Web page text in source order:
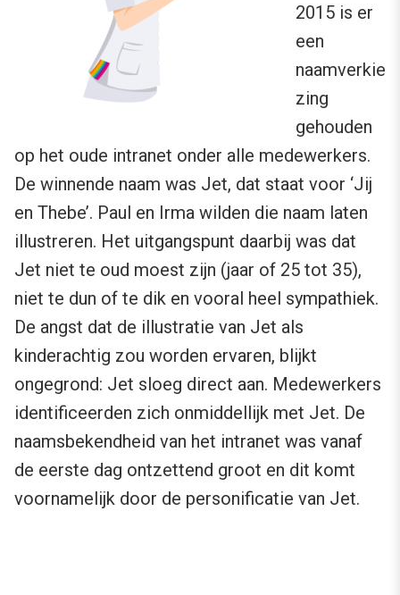
2015 is er
een
naamverkie
zing
gehouden
op het oude intranet onder alle medewerkers.
De winnende naam was Jet, dat staat voor ‘Jij
en Thebe’. Paul en Irma wilden die naam laten
illustreren. Het uitgangspunt daarbij was dat
Jet niet te oud moest zijn (jaar of 25 tot 35),
niet te dun of te dik en vooral heel sympathiek.
De angst dat de illustratie van Jet als
kinderachtig zou worden ervaren, blijkt
ongegrond: Jet sloeg direct aan. Medewerkers
identificeerden zich onmiddellijk met Jet. De
naamsbekendheid van het intranet was vanaf
de eerste dag ontzettend groot en dit komt
voornamelijk door de personificatie van Jet.